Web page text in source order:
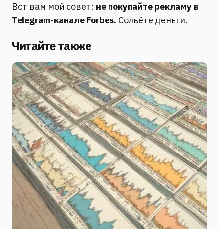
Вот вам мой совет: не покупайте рекламу в
Telegram-канале Forbes. Сольёте деньги.
Читайте также